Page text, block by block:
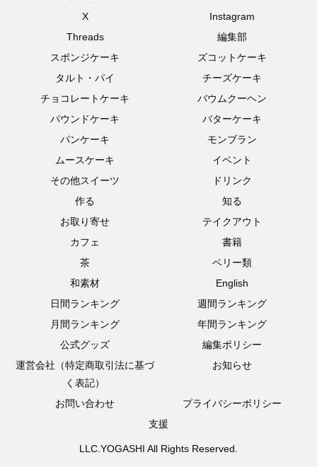
X
Instagram
Threads
編集部
スポンジケーキ
ズコットケーキ
タルト・パイ
チーズケーキ
チョコレートケーキ
バウムクーヘン
パウンドケーキ
バターケーキ
パンケーキ
モンブラン
ムースケーキ
イベント
その他スイーツ
ドリンク
作る
知る
お取り寄せ
テイクアウト
カフェ
書籍
茶
ベリー類
和素材
English
日間ランキング
週間ランキング
月間ランキング
年間ランキング
公式グッズ
編集ポリシー
運営会社（特定商取引法に基づ
く表記）
お知らせ
お問い合わせ
プライバシーポリシー
支援
LLC.YOGASHI All Rights Reserved.